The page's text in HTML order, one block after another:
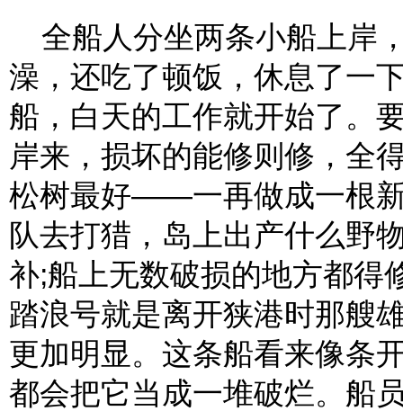
全船人分坐两条小船上岸
澡，还吃了顿饭，休息了一
船，白天的工作就开始了。
岸来，损坏的能修则修，
松树最好——一再做成一根
队去打猎，岛上出产什么野
补;船上无数破损的地方都得
踏浪号就是离开狭港时那艘
更加明显。这条船看来像条
都会把它当成一堆破烂。